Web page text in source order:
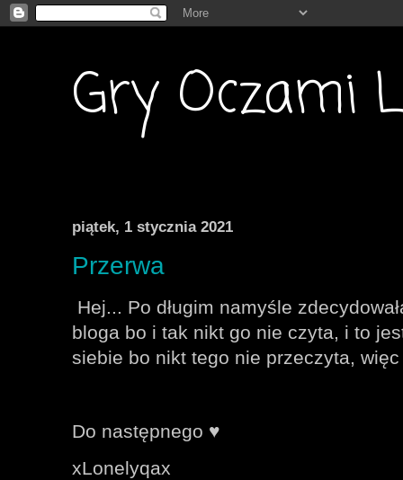
Gry Oczami
piątek, 1 stycznia 2021
Przerwa
Hej... Po długim namyśle
bloga bo i tak nikt go nie czyta, i to
siebie bo nikt tego nie przeczyta,
Do następnego ♥️
xLonelyqax